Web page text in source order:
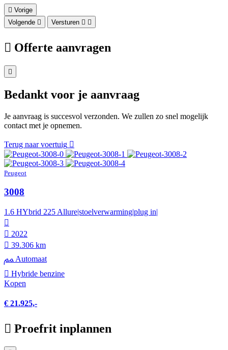
Vorige
Volgende
Versturen
Offerte aanvragen
Bedankt voor je aanvraag
Je aanvraag is succesvol verzonden. We zullen zo snel mogelijk
contact met je opnemen.
Terug naar voertuig
Peugeot
3008
1.6 HYbrid 225 Allure|stoelverwarming|plug in|
2022
39.306 km
Automaat
Hybride benzine
Kopen
€ 21.925,-
Proefrit inplannen